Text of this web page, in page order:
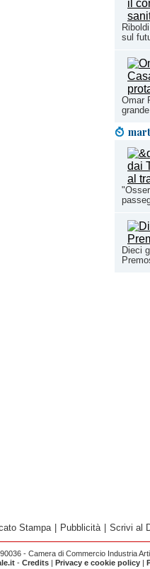
sul
Omar
Dieci
Stampa Pubblicità Scrivi al
- Camera di Commercio Industria
- Credits| Privacy e cookie policy|